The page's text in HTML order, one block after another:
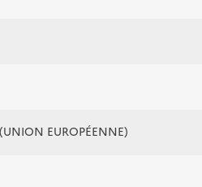
EUROPÉENNE)